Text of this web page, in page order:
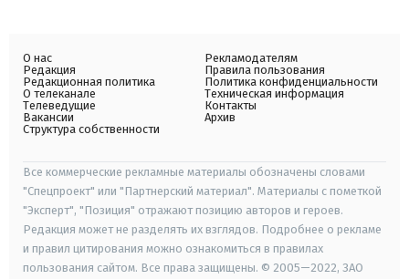
О нас
Редакция
Редакционная политика
О телеканале
Телеведущие
Вакансии
Структура собственности
Рекламодателям
Правила пользования
Политика конфиденциальности
Техническая информация
Контакты
Архив
Все коммерческие рекламные материалы обозначены словами
"Спецпроект" или "Партнерский материал". Материалы с пометкой
"Эксперт", "Позиция" отражают позицию авторов и героев.
Редакция может не разделять их взглядов. Подробнее о рекламе
и правил цитирования можно ознакомиться в правилах
пользования сайтом. Все права защищены. © 2005—2022, ЗАО